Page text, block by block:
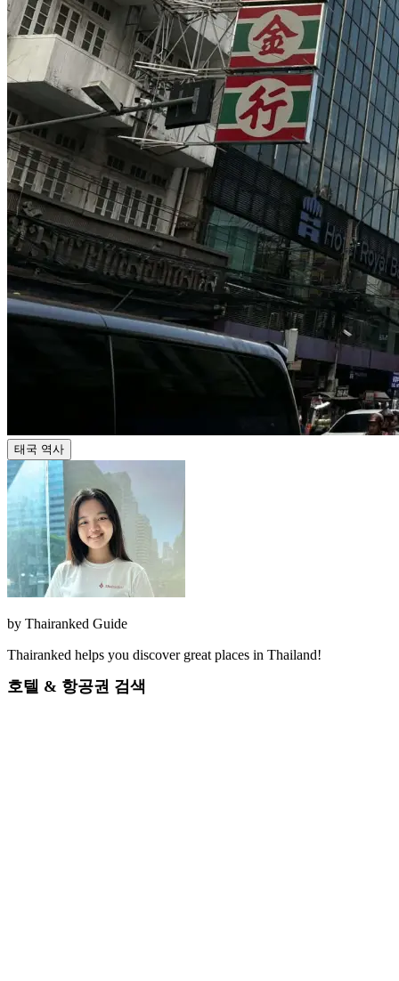
태국 역사
by Thairanked Guide
Thairanked helps you discover great places in Thailand!
호텔 & 항공권 검색